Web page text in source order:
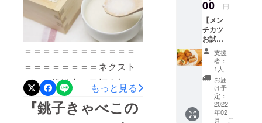
も発信してまいりますの
で、チェック・フォローし
ていただけましたら幸いで
しくて健康に良い食事をお
届けすべく頑張ってまいり
ますので、どうぞよろしく
り、免疫力の向上などにも
効果があるとし近年注目さ
れている油ですね。私たち
の身体に必要不可欠な「必
須脂肪酸」の中で不足しが
ちと言われているのがオメ
ガ３系脂肪酸。亜麻仁油を
＝＝＝＝＝＝＝＝＝＝＝＝
＝＝＝＝＝＝＝＝ネクスト
ゴール挑戦中！目標金額に
達成いたしました！ご支
援・応援ありがとうござい
もっと見る
『銚子きゃべこの
ズ
『ジュ
ーシー
でふわ
ふわな
ロール
キャベ
ツ』 合
い挽き
肉と野
菜のう
ま味を
閉じ込
00 円
【メン
チカツ
お試し
コース
＋感謝
の品】
メンチ
カツ3食
分を1回
お届け
いたし
支援
者：
1人
お届
け予
定：
2022
年02
月
こ